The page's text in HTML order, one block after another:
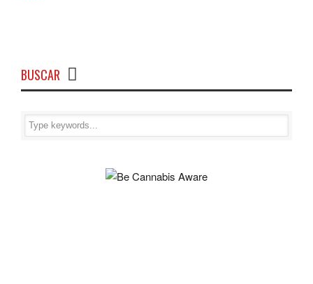
BUSCAR